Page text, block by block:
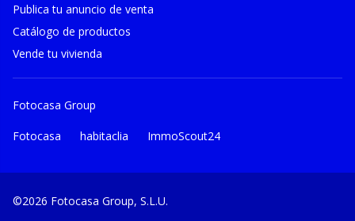
Publica tu anuncio de venta
Catálogo de productos
Vende tu vivienda
Fotocasa Group
Fotocasa habitaclia ImmoScout24
©2026 Fotocasa Group, S.L.U.